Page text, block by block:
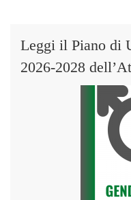
Leggi il Piano di
2026-2028